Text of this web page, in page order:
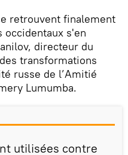
retrouvent finalement
occidentaux s'en
directeur du
transformations
russe de l’Amitié
Lumumba.
utilisées contre